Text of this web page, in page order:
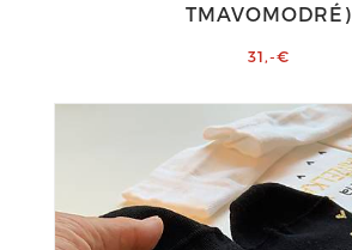
TMAVOMODRÉ)
31,-€